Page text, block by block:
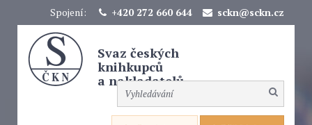
Spojení: +420 272 660 644 sckn@sckn.cz
Svaz českých
knihkupců
a nakladatelů